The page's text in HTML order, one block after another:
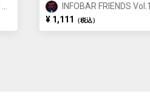
INFOBAR FRIENDS Vol.1
BUILDING ②
¥ 1,111 （税込）